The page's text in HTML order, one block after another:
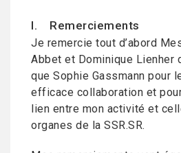
I. Remerciements
Je remercie tout d’abord
Abbet et Dominique Lienher
que Sophie Gassmann pour
efficace collaboration et
lien entre mon activité et
organes de la SSR.SR.